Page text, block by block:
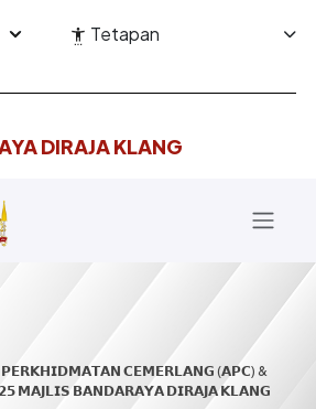
utama
DIRAJA KLANG
Tetapan
𝗖𝗘𝗠𝗘𝗥𝗟𝗔𝗡𝗚 (𝗔𝗣𝗖) &
𝗠𝗔𝗝𝗟𝗜𝗦 𝗕𝗔𝗡𝗗𝗔𝗥𝗔𝗬𝗔 𝗗𝗜𝗥𝗔𝗝𝗔 𝗞𝗟𝗔𝗡𝗚